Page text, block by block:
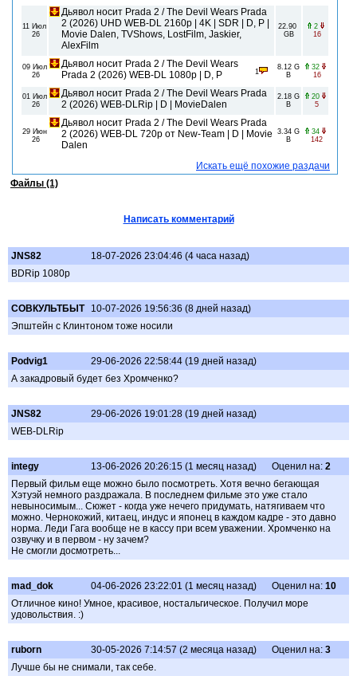
11 Июл
26
Дьявол носит Prada 2 / The Devil Wears Prada
2 (2026) UHD WEB-DL 2160p | 4K | SDR | D, P |
Movie Dalen, TVShows, LostFilm, Jaskier,
AlexFilm
22.90
GB
2
16
09 Июл
26
Дьявол носит Prada 2 / The Devil Wears
Prada 2 (2026) WEB-DL 1080p | D, Р
1
8.12 G
B
32
16
01 Июл
26
Дьявол носит Prada 2 / The Devil Wears Prada
2 (2026) WEB-DLRip | D | MovieDalen
2.18 G
B
20
5
29 Июн
26
Дьявол носит Prada 2 / The Devil Wears Prada
2 (2026) WEB-DL 720p от New-Team | D | Movie
Dalen
3.34 G
B
34
142
Искать ещё похожие раздачи
Файлы (1)
Написать комментарий
JNS82
18-07-2026 23:04:46 (4 часа назад)
BDRip 1080p
СОВКУЛЬТБЫТ
10-07-2026 19:56:36 (8 дней назад)
Эпштейн с Клинтоном тоже носили
Podvig1
29-06-2026 22:58:44 (19 дней назад)
А закадровый будет без Хромченко?
JNS82
29-06-2026 19:01:28 (19 дней назад)
WEB-DLRip
integy 13-06-2026 20:26:15 (1 месяц назад) Оценил на: 2
Первый фильм еще можно было посмотреть. Хотя вечно бегающая
Хэтуэй немного раздражала. В последнем фильме это уже стало
невыносимым... Сюжет - когда уже нечего придумать, натягиваем что
можно. Чернокожий, китаец, индус и японец в каждом кадре - это давно
норма. Леди Гага вообще не в кассу при всем уважении. Хромченко на
озвучку и в первом - ну зачем?
Не смогли досмотреть...
mad_dok 04-06-2026 23:22:01 (1 месяц назад) Оценил на: 10
Отличное кино! Умное, красивое, ностальгическое. Получил море
удовольствия. :)
ruborn 30-05-2026 7:14:57 (2 месяца назад) Оценил на: 3
Лучше бы не снимали, так себе.